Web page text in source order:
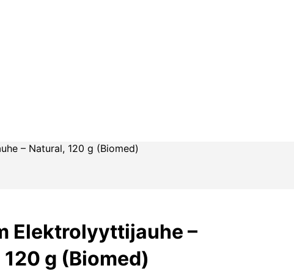
– Natural, 120 g (Biomed)
Elektrolyyttijauhe –
g (Biomed)